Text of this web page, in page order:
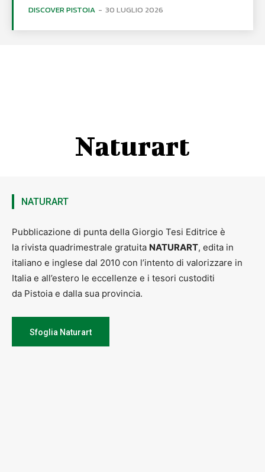
DISCOVER PISTOIA - 30 LUGLIO 2026
Naturart
NATURART
Pubblicazione di punta della Giorgio Tesi Editrice è
la rivista quadrimestrale gratuita NATURART, edita in
italiano e inglese dal 2010 con l’intento di valorizzare in
Italia e all’estero le eccellenze e i tesori custoditi
da Pistoia e dalla sua provincia.
Sfoglia Naturart